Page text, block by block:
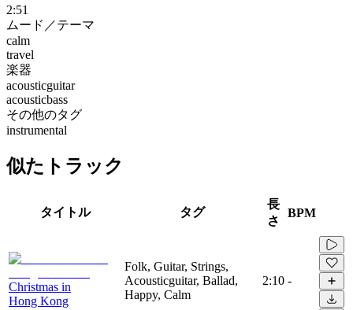
2:51
ムード／テーマ
calm
travel
楽器
acousticguitar
acousticbass
その他のタグ
instrumental
似たトラック
タイトル タグ
長
さ
BPM
Christmas in
Hong Kong
Folk, Guitar, Strings,
Acousticguitar, Ballad,
Happy, Calm
2:10 -